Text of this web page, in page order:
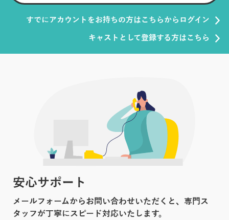
すでにアカウントをお持ちの方はこちらからログイン
キャストとして登録する方はこちら
安心サポート
メールフォームからお問い合わせいただくと、専門ス
タッフが丁寧にスピード対応いたします。